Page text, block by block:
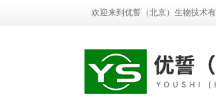
欢迎来到优誓（北京）生物技术有